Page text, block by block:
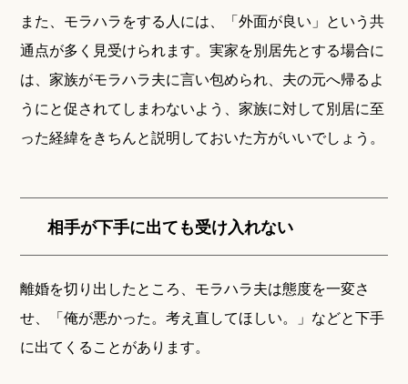
また、モラハラをする人には、「外面が良い」という共
通点が多く見受けられます。実家を別居先とする場合に
は、家族がモラハラ夫に言い包められ、夫の元へ帰るよ
うにと促されてしまわないよう、家族に対して別居に至
った経緯をきちんと説明しておいた方がいいでしょう。
相手が下手に出ても受け入れない
離婚を切り出したところ、モラハラ夫は態度を一変さ
せ、「俺が悪かった。考え直してほしい。」などと下手
に出てくることがあります。